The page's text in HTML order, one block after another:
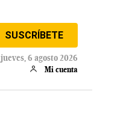
SUSCRÍBETE
jueves, 6 agosto 2026
Mi cuenta